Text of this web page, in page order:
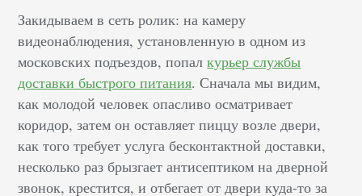
Закидываем в сеть ролик: на камеру
видеонаблюдения, установленную в одном из
московских подъездов, попалкурьер службы
доставки быстрого питания. Сначала мы видим,
как молодой человек опасливо осматривает
коридор, затем он оставляет пиццу возле двери,
как того требует услуга бесконтактной доставки,
несколько раз брызгает антисептиком на дверной
звонок, крестится, и отбегает от двери куда-то за